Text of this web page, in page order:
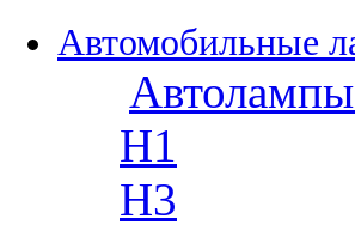
Автомобильные
H1
H3